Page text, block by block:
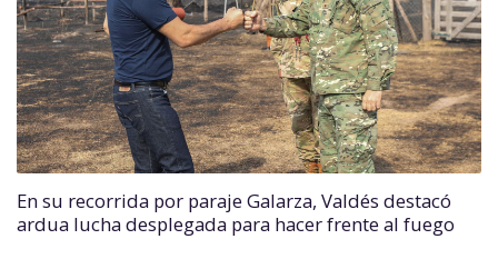
En su recorrida por paraje Galarza, Valdés destacó
ardua lucha desplegada para hacer frente al fuego